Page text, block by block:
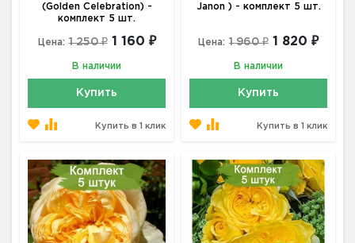
(Golden Celebration) -
комплект 5 шт.
Цена: 1 250 ₽ 1 160 ₽
В наличии
Купить
Купить в 1 клик
Janon ) - комплект 5 шт.
Цена: 1 960 ₽ 1 820 ₽
В наличии
Купить
Купить в 1 клик